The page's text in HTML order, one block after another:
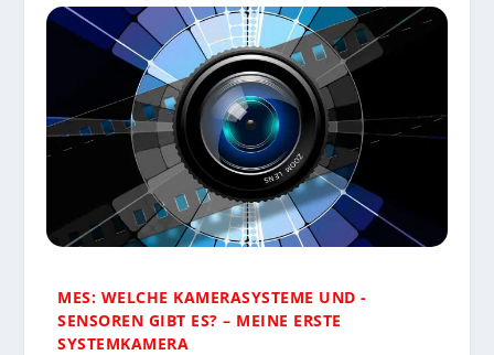
MES: WELCHE KAMERASYSTEME UND -
SENSOREN GIBT ES? – MEINE ERSTE
SYSTEMKAMERA